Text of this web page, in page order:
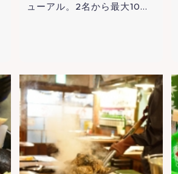
ューアル。2名から最大10…